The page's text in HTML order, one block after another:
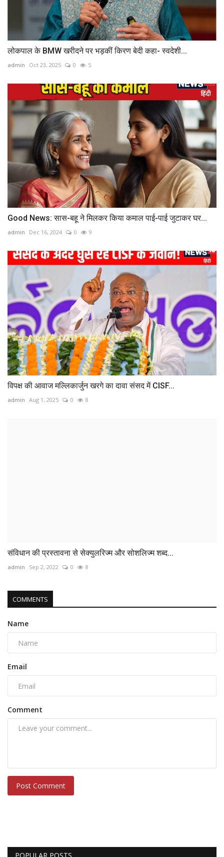
लोकपाल के BMW खरीदने पर भड़कीं किरण बेदी कहा- स्‍वदेशी...
admin Oct 23, 2025 0 5
Good News: सास-बहू ने मिलकर किया कमाल पाई-पाई जुटाकर घर...
admin Dec 16, 2024 0 9
विपक्ष की आवाज मल्लिकार्जुन खरगे का दावा संसद में CISF...
admin Aug 1, 2025 0 8
संविधान की प्रस्तावना से सेक्युलरिज्म और सोशलिज्म शब्द...
admin Sep 2, 2022 0 8
COMMENTS
Name
Email
Comment
Post Comment